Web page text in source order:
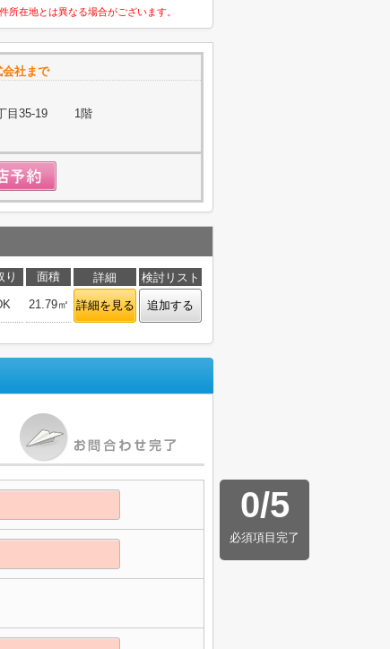
在地とは異なる場合がございます。
社まで
丁目35-19 1階
り 面積 詳細
検討リスト
21.79㎡ 詳細を見る 追加する
0/5
必須項目完了